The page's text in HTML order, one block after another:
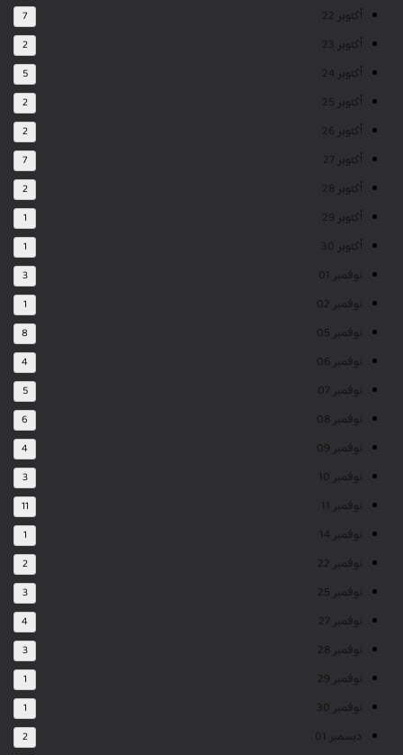
أكتوبر 22 7
أكتوبر 23 2
أكتوبر 24 5
أكتوبر 25 2
أكتوبر 26 2
أكتوبر 27 7
أكتوبر 28 2
أكتوبر 29 1
أكتوبر 30 1
نوفمبر 01 3
نوفمبر 02 1
نوفمبر 05 8
نوفمبر 06 4
نوفمبر 07 5
نوفمبر 08 6
نوفمبر 09 4
نوفمبر 10 3
نوفمبر 11 11
نوفمبر 14 1
نوفمبر 22 2
نوفمبر 25 3
نوفمبر 27 4
نوفمبر 28 3
نوفمبر 29 1
نوفمبر 30 1
ديسمبر 01 2